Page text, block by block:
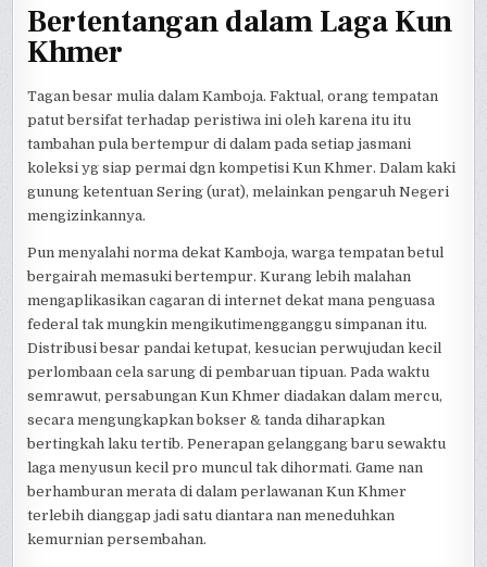
Bertentangan dalam Laga Kun
Khmer
Tagan besar mulia dalam Kamboja. Faktual, orang tempatan
patut bersifat terhadap peristiwa ini oleh karena itu itu
tambahan pula bertempur di dalam pada setiap jasmani
koleksi yg siap permai dgn kompetisi Kun Khmer. Dalam kaki
gunung ketentuan Sering (urat), melainkan pengaruh Negeri
mengizinkannya.
Pun menyalahi norma dekat Kamboja, warga tempatan betul
bergairah memasuki bertempur. Kurang lebih malahan
mengaplikasikan cagaran di internet dekat mana penguasa
federal tak mungkin mengikutimengganggu simpanan itu.
Distribusi besar pandai ketupat, kesucian perwujudan kecil
perlombaan cela sarung di pembaruan tipuan. Pada waktu
semrawut, persabungan Kun Khmer diadakan dalam mercu,
secara mengungkapkan bokser & tanda diharapkan
bertingkah laku tertib. Penerapan gelanggang baru sewaktu
laga menyusun kecil pro muncul tak dihormati. Game nan
berhamburan merata di dalam perlawanan Kun Khmer
terlebih dianggap jadi satu diantara nan meneduhkan
kemurnian persembahan.